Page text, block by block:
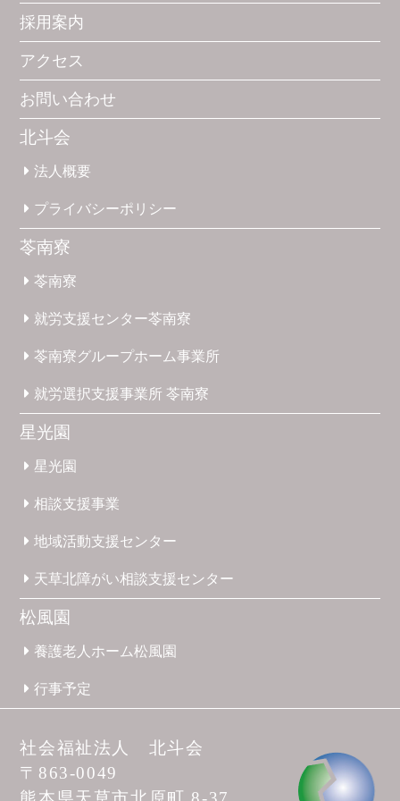
採用案内
アクセス
お問い合わせ
北斗会
法人概要
プライバシーポリシー
苓南寮
苓南寮
就労支援センター苓南寮
苓南寮グループホーム事業所
就労選択支援事業所苓南寮
星光園
星光園
相談支援事業
地域活動支援センター
天草北障がい相談支援センター
松風園
養護老人ホーム松風園
行事予定
社会福祉法人 北斗会
〒863-0049